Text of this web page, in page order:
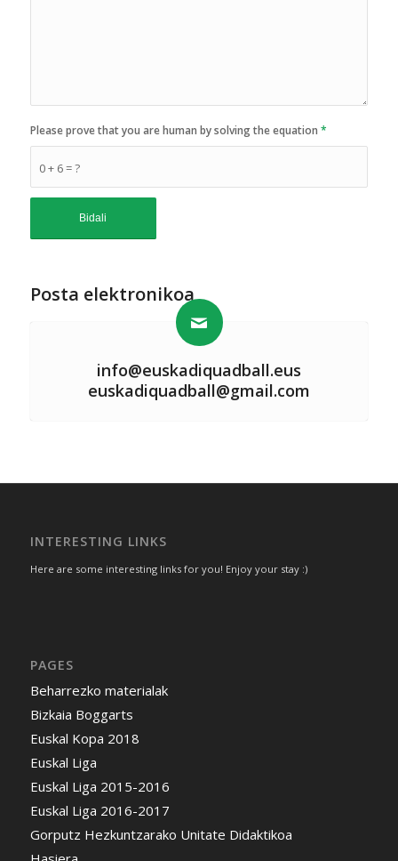
0 + 6 = ?
Please prove that you are human by solving the equation *
Posta elektronikoa
info@euskadiquadball.eus
euskadiquadball@gmail.com
INTERESTING LINKS
Here are some interesting links for you! Enjoy your stay :)
PAGES
Beharrezko materialak
Bizkaia Boggarts
Euskal Kopa 2018
Euskal Liga
Euskal Liga 2015-2016
Euskal Liga 2016-2017
Gorputz Hezkuntzarako Unitate Didaktikoa